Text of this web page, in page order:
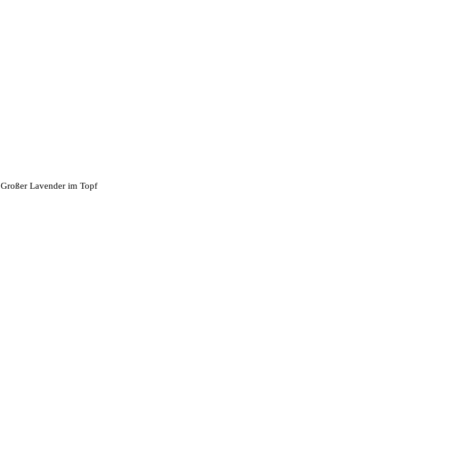
Großer Lavender im Topf